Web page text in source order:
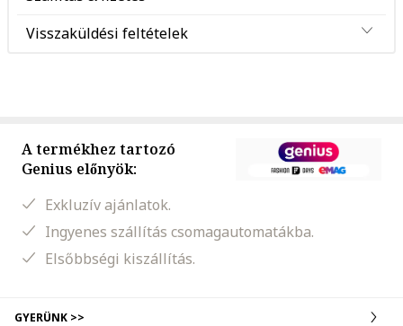
Visszaküldési feltételek
A termékhez tartozó
Genius előnyök:
Exkluzív ajánlatok.
Ingyenes szállítás csomagautomatákba.
Elsőbbségi kiszállítás.
GYERÜNK >>